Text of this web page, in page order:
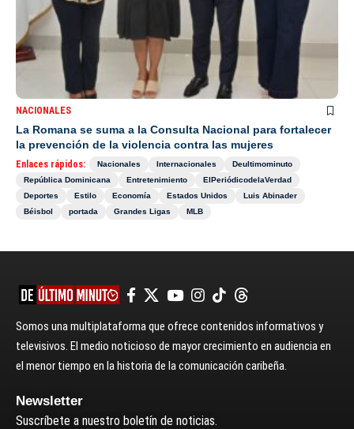
NACIONALES
La Romana se suma a la Consulta Nacional para fortalecer
la prevención de la violencia contra las mujeres
Enlaces rápidos: Nacionales Internacionales
Deultimominuto
República Dominicana
Entretenimiento
ElPeriódicodelaVerdad
Deportes
Estilo Economía Estados Unidos
Luis Abinader
Béisbol
portada Grandes Ligas MLB
Somos una multiplataforma que ofrece contenidos informativos y
televisivos. El medio noticioso de mayor crecimiento en audiencia en
el menor tiempo en la historia de la comunicación caribeña.
Newsletter
Suscríbete a nuestro boletín de noticias.